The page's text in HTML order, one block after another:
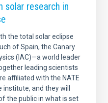
solar research in
the total solar eclipse
of Spain, the Canary
(IAC)—a world leader
leading scientists
affiliated with the NATE
and they will
the public in what is set